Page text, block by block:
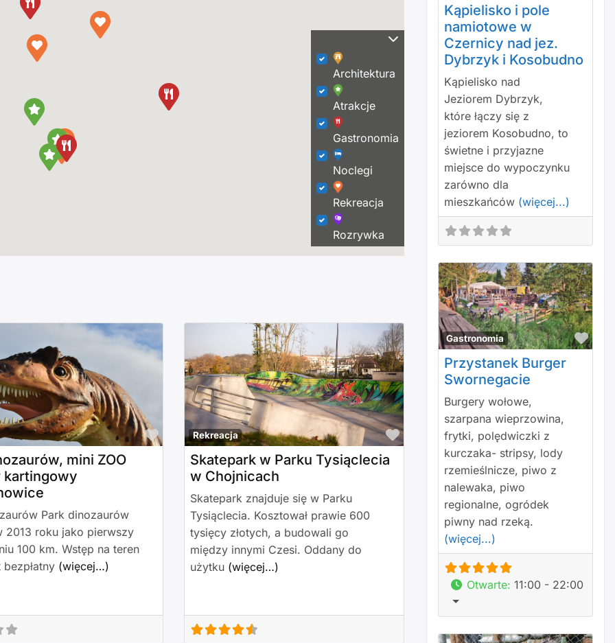
Architektura
Atrakcje
Gastronomia
Noclegi
Rekreacja
Rozrywka
Polub to!
mini ZOO
kartingowy
Park dinozaurów
2013 roku jako pierwszy
100 km. Wstęp na teren
(więcej…)
Rekreacja
Polub to!
Skatepark w Parku Tysiąclecia
w Chojnicach
Skatepark znajduje się w Parku
Tysiąclecia. Kosztował prawie 600
tysięcy złotych, a budowali go
między innymi Czesi. Oddany do
użytku (więcej…)
Kąpielisko i pole
namiotowe w
Czernicy nad jez.
Dybrzyk i Kosobudno
Kąpielisko nad
Jeziorem Dybrzyk,
które łączy się z
jeziorem Kosobudno, to
świetne i przyjazne
miejsce do wypoczynku
zarówno dla
mieszkańców (więcej...)
Gastronomia
Przystanek Burger
Swornegacie
Burgery wołowe,
szarpana wieprzowina,
frytki, polędwiczki z
kurczaka- stripsy, lody
rzemieślnicze, piwo z
nalewaka, piwo
regionalne, ogródek
piwny nad rzeką.
(więcej...)
Otwarte: 11:00 - 22:00